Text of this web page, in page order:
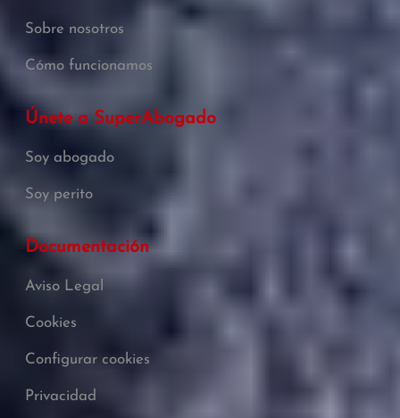
Sobre nosotros
Cómo funcionamos
Únete a SuperAbogado
Soy abogado
Soy perito
Documentación
Aviso Legal
Cookies
Configurar cookies
Privacidad